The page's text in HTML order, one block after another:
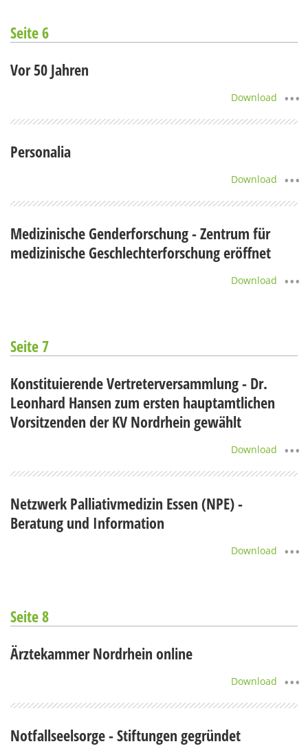
Seite 6
Vor 50 Jahren
Download
Personalia
Download
Medizinische Genderforschung - Zentrum für
medizinische Geschlechterforschung eröffnet
Download
Seite 7
Konstituierende Vertreterversammlung - Dr.
Leonhard Hansen zum ersten hauptamtlichen
Vorsitzenden der KV Nordrhein gewählt
Download
Netzwerk Palliativmedizin Essen (NPE) -
Beratung und Information
Download
Seite 8
Ärztekammer Nordrhein online
Download
Notfallseelsorge - Stiftungen gegründet